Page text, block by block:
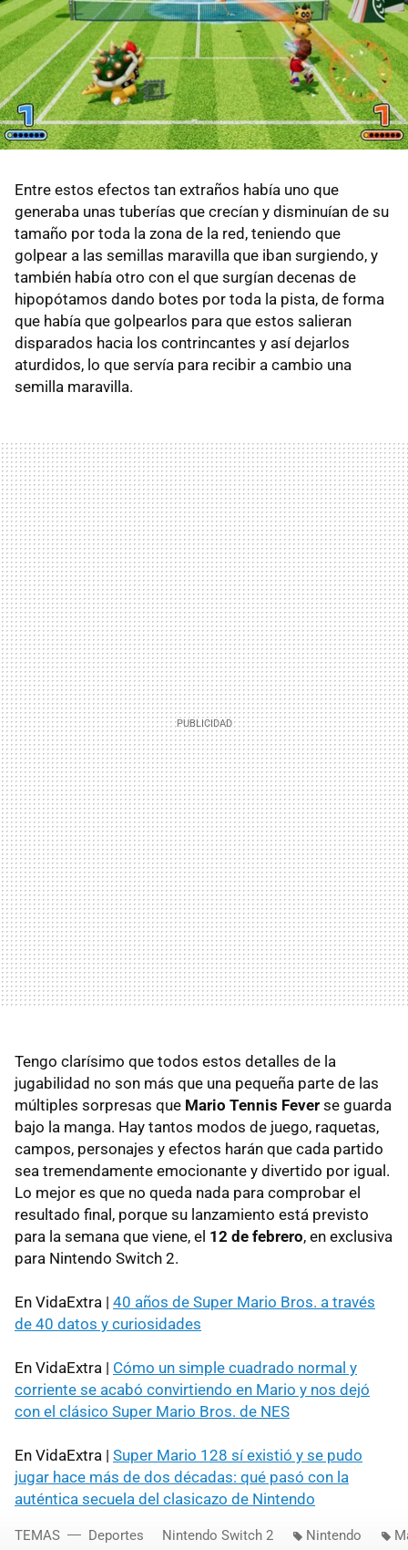
Entre estos efectos tan extraños había uno que
generaba unas tuberías que crecían y disminuían de su
tamaño por toda la zona de la red, teniendo que
golpear a las semillas maravilla que iban surgiendo, y
también había otro con el que surgían decenas de
hipopótamos dando botes por toda la pista, de forma
que había que golpearlos para que estos salieran
disparados hacia los contrincantes y así dejarlos
aturdidos, lo que servía para recibir a cambio una
semilla maravilla.
Tengo clarísimo que todos estos detalles de la
jugabilidad no son más que una pequeña parte de las
múltiples sorpresas que Mario Tennis Fever se guarda
bajo la manga. Hay tantos modos de juego, raquetas,
campos, personajes y efectos harán que cada partido
sea tremendamente emocionante y divertido por igual.
Lo mejor es que no queda nada para comprobar el
resultado final, porque su lanzamiento está previsto
para la semana que viene, el 12 de febrero, en exclusiva
para Nintendo Switch 2.
En VidaExtra | 40 años de Super Mario Bros. a través
de 40 datos y curiosidades
En VidaExtra | Cómo un simple cuadrado normal y
corriente se acabó convirtiendo en Mario y nos dejó
con el clásico Super Mario Bros. de NES
En VidaExtra | Super Mario 128 sí existió y se pudo
jugar hace más de dos décadas: qué pasó con la
auténtica secuela del clasicazo de Nintendo
TEMAS Deportes Nintendo Switch 2 Nintendo